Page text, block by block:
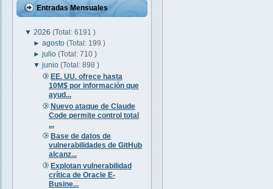
Entradas Mensuales
▼ 2026 (Total: 6191 )
►agosto(Total: 199 )
►julio(Total: 710 )
▼junio(Total: 898 )
EE. UU. ofrece hasta
10M$ por información que
ayud...
Nuevo ataque de Claude
Code permite control total
...
Base de datos de
vulnerabilidades de GitHub
alcanz...
Explotan vulnerabilidad
crítica de Oracle E-
Busine...